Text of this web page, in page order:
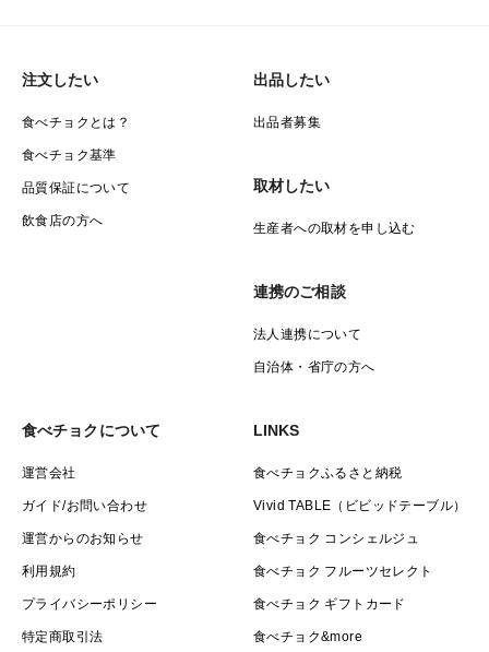
注文したい
食べチョクとは？
食べチョク基準
品質保証について
飲食店の方へ
出品したい
出品者募集
取材したい
生産者への取材を申し込む
連携のご相談
法人連携について
自治体・省庁の方へ
食べチョクについて
運営会社
ガイド/お問い合わせ
運営からのお知らせ
利用規約
プライバシーポリシー
特定商取引法
LINKS
食べチョクふるさと納税
Vivid TABLE（ビビッドテーブル）
食べチョク コンシェルジュ
食べチョク フルーツセレクト
食べチョク ギフトカード
食べチョク&more